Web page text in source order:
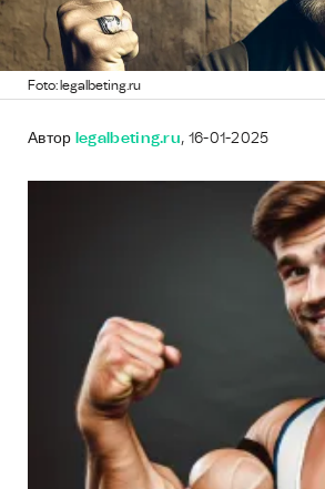
Foto: legalbeting.ru
Автор legalbeting.ru, 16-01-2025